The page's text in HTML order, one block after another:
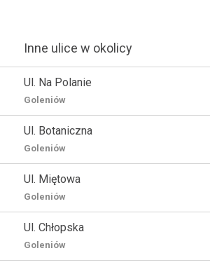
Inne ulice w okolicy
Ul. Na Polanie
Goleniów
Ul. Botaniczna
Goleniów
Ul. Miętowa
Goleniów
Ul. Chłopska
Goleniów